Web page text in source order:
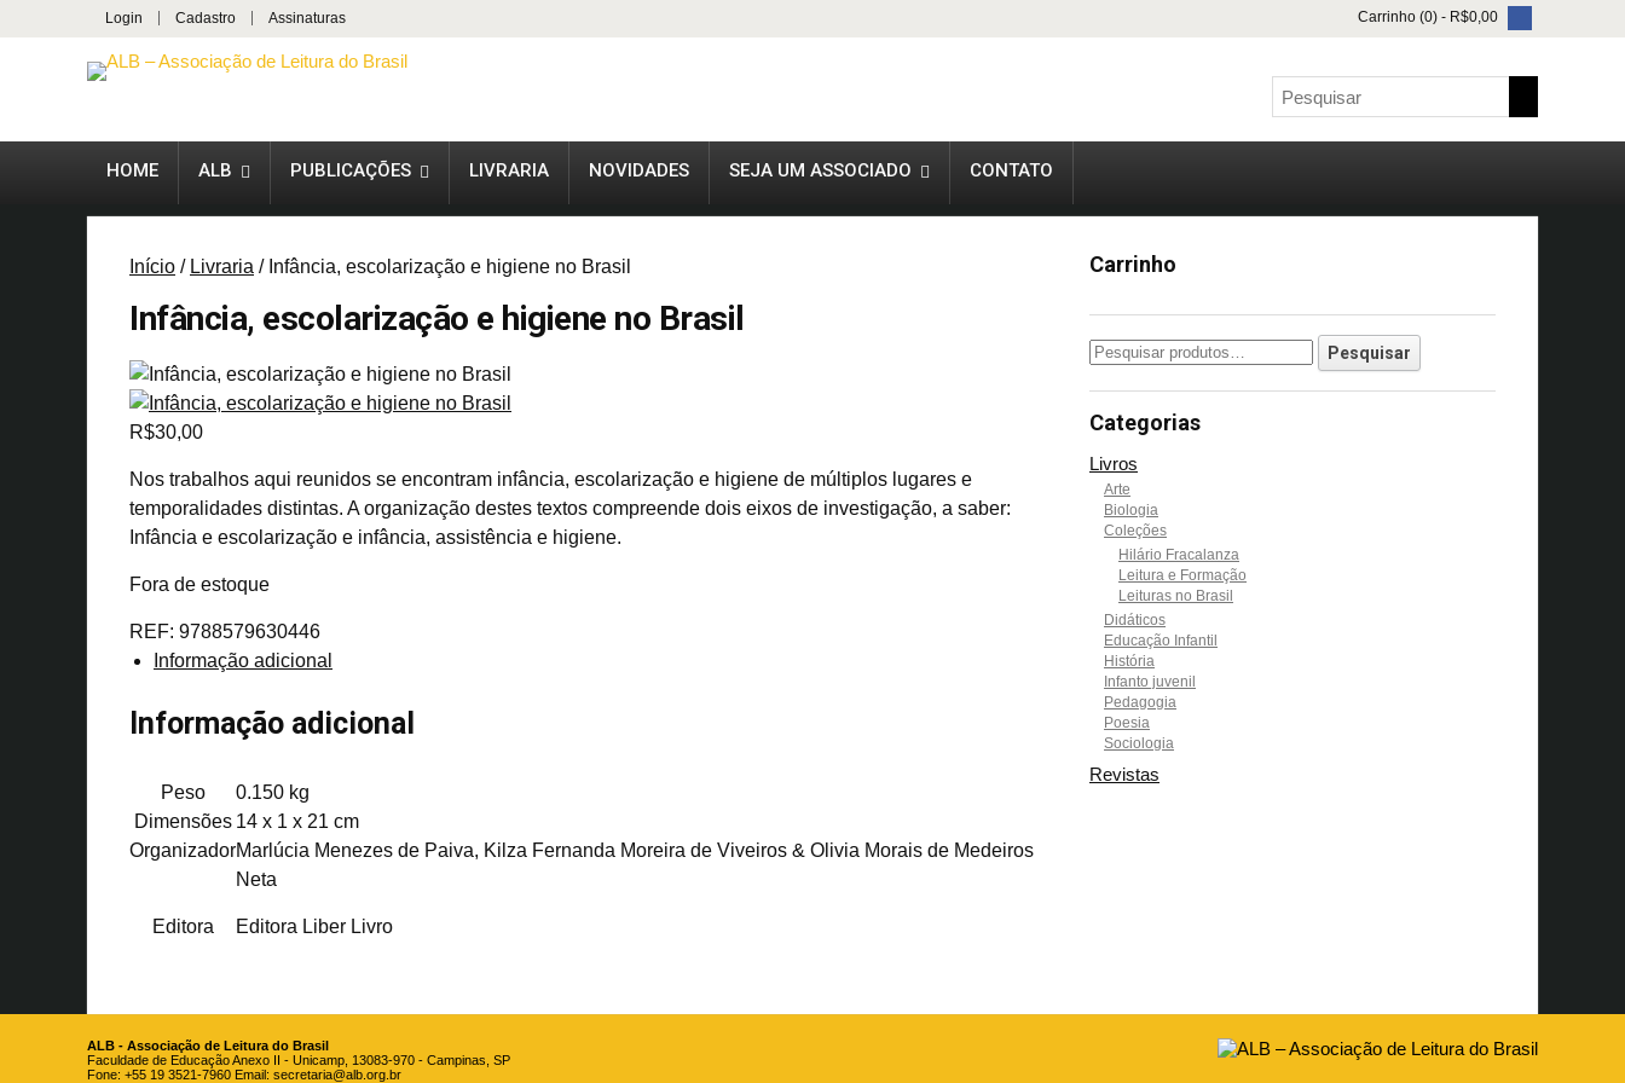
Login Cadastro Assinaturas Carrinho (0) - R$0,00
HOME ALB PUBLICAÇÕES LIVRARIA NOVIDADES SEJA UM ASSOCIADO CONTATO
Início / Livraria / Infância, escolarização e higiene no Brasil
Infância, escolarização e higiene no Brasil
R$30,00
Nos trabalhos aqui reunidos se encontram infância, escolarização e higiene de múltiplos lugares e
temporalidades distintas. A organização destes textos compreende dois eixos de investigação, a saber:
Infância e escolarização e infância, assistência e higiene.
Fora de estoque
REF: 9788579630446
Informação adicional
Informação adicional
Peso
0.150 kg
Dimensões 14 x 1 x 21 cm
OrganizadorMarlúcia Menezes de Paiva, Kilza Fernanda Moreira de Viveiros & Olivia Morais de Medeiros
Neta
Editora Editora Liber Livro
Carrinho
Categorias
Livros
Arte
Biologia
Coleções
Hilário Fracalanza
Leitura e Formação
Leituras no Brasil
Didáticos
Educação Infantil
História
Infanto juvenil
Pedagogia
Poesia
Sociologia
Revistas
ALB - Associação de Leitura do Brasil
Faculdade de Educação Anexo II - Unicamp, 13083-970 - Campinas, SP
Fone: +55 19 3521-7960 Email: secretaria@alb.org.br